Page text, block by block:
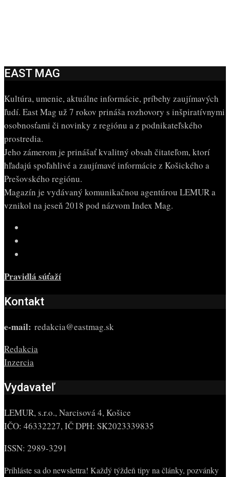
EAST MAG
Kultúra, umenie, aktuálne informácie, príbehy zaujímavých
ľudí. East Mag už 7 rokov prináša rozhovory s inšpiratívnymi
osobnosťami či novinky z regiónu a z podnikateľského
prostredia.
Jeho zámerom je prinášať kvalitný obsah čitateľom, ktorí
hľadajú spoľahlivé a zaujímavé informácie z Košického a
Prešovského regiónu.
Magazín je vydávaný komunikačnou agentúrou LEMUR a
vznikol na jeseň 2018 pod názvom Index Mag.
Pravidlá súťaží
Kontakt
e-mail: redakcia@eastmag.sk
Redakcia
Inzercia
Vydavateľ
LEMUR, s.r.o., Narcisová 4, Košice
IČO: 46332227, IČ DPH: SK2023339835
ISSN: 2989-3291
Prihláste sa do newslettra! Každý týždeň tipy na články, pozvánky